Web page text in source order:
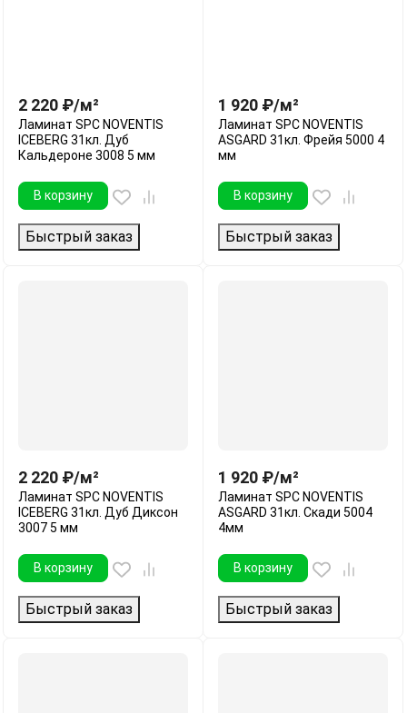
2 220 ₽/м²
Ламинат SPC NOVENTIS
ICEBERG 31кл. Дуб
Кальдероне 3008 5 мм
В корзину
Быстрый заказ
1 920 ₽/м²
Ламинат SPC NOVENTIS
ASGARD 31кл. Фрейя 5000 4
мм
В корзину
Быстрый заказ
2 220 ₽/м²
Ламинат SPC NOVENTIS
ICEBERG 31кл. Дуб Диксон
3007 5 мм
В корзину
Быстрый заказ
1 920 ₽/м²
Ламинат SPC NOVENTIS
ASGARD 31кл. Скади 5004
4мм
В корзину
Быстрый заказ